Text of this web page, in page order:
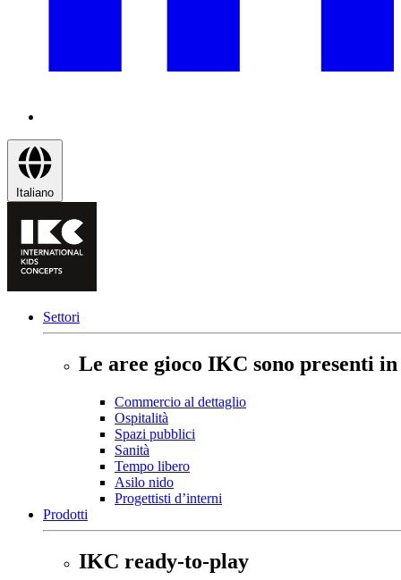
Italiano
Settori
Le aree gioco IKC sono presenti
Commercio al dettaglio
Ospitalità
Spazi pubblici
Sanità
Tempo libero
Asilo nido
Progettisti d’interni
Prodotti
IKC ready-to-play